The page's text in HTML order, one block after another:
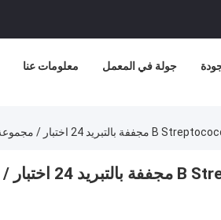
معلومات عنا جولة في المعمل
مجموعة B Streptococcus GBS Real Time PCR Detection Kit مجففة بالتبريد 24 اختبار /